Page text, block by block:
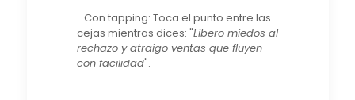
Con tapping: Toca el punto entre las
cejas mientras dices: "Libero miedos al
rechazo y atraigo ventas que fluyen
con facilidad".